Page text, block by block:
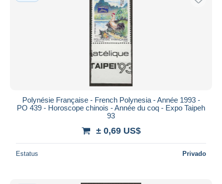
Polynésie Française - French Polynesia - Année 1993 -
PO 439 - Horoscope chinois - Année du coq - Expo Taipeh
93
± 0,69 US$
Estatus Privado